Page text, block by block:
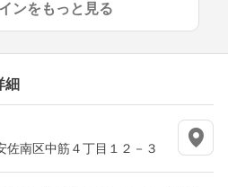
ンをもっと見る
細
佐南区中筋４丁目１２－３